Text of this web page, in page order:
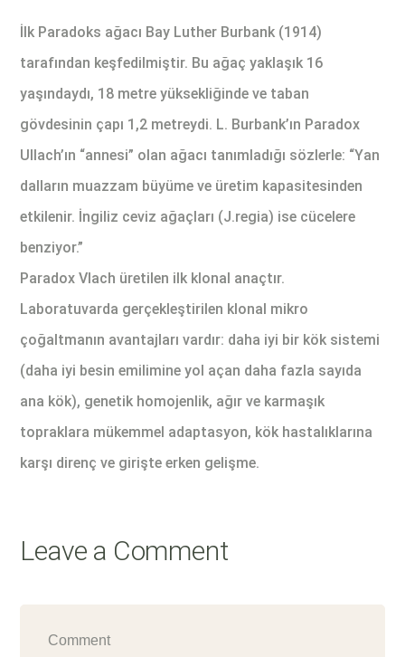
İlk Paradoks ağacı Bay Luther Burbank (1914)
tarafından keşfedilmiştir. Bu ağaç yaklaşık 16
yaşındaydı, 18 metre yüksekliğinde ve taban
gövdesinin çapı 1,2 metreydi. L. Burbank’ın Paradox
Ullach’ın “annesi” olan ağacı tanımladığı sözlerle: “Yan
dalların muazzam büyüme ve üretim kapasitesinden
etkilenir. İngiliz ceviz ağaçları (J.regia) ise cücelere
benziyor.”
Paradox Vlach üretilen ilk klonal anaçtır.
Laboratuvarda gerçekleştirilen klonal mikro
çoğaltmanın avantajları vardır: daha iyi bir kök sistemi
(daha iyi besin emilimine yol açan daha fazla sayıda
ana kök), genetik homojenlik, ağır ve karmaşık
topraklara mükemmel adaptasyon, kök hastalıklarına
karşı direnç ve girişte erken gelişme.
Leave a Comment